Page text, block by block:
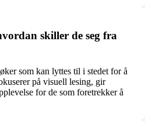
skiller de seg fra
som kan lyttes til i stedet for å
på visuell lesing, gir
for de som foretrekker å